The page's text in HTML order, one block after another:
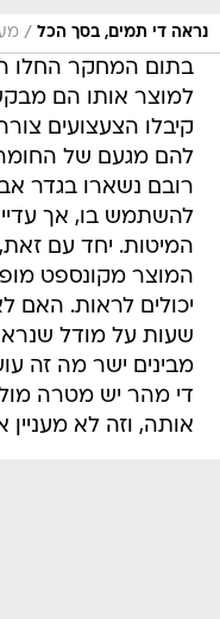
נראה די תמים, בסך הכל /
בתום המחקר החלו
למוצר אותו הם
קיבלו הצעצועים
להם מגעם של
רובם נשארו בגדר
להשתמש בו, אך
המיטות. יחד עם
המוצר מקונספט
יכולים לראות. האם
שעות על מודל
מבינים ישר מה זה
די מהר יש מטרה מול
אותה, וזה לא